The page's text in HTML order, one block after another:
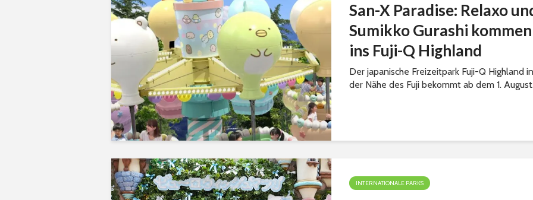
San-X Paradise: Relaxo
Sumikko Gurashi kommen
ins Fuji-Q Highland
Der japanische Freizeitpark Fuji-Q Highland in
der Nähe des Fuji bekommt ab dem 1.
INTERNATIONALE PARKS